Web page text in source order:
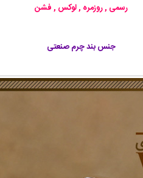
رسمی , روزمره , لوکس , فشن
جنس بند چرم صنعتی